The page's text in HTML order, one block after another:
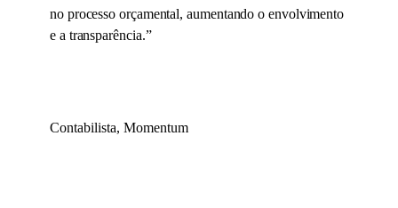
no processo orçamental, aumentando o envolvimento
e a transparência.”
Contabilista, Momentum